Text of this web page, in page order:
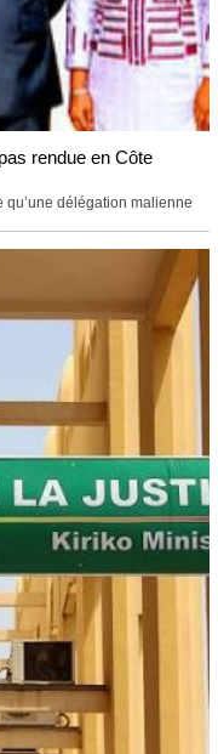
rendue en Côte
qu’une délégation malienne